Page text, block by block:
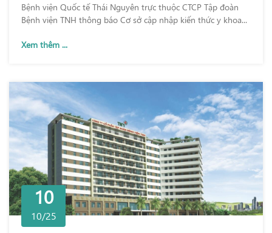
Bệnh viện Quốc tế Thái Nguyên trực thuộc CTCP Tập đoàn
Bệnh viện TNH thông báo Cơ sở cập nhập kiến thức y khoa...
Xem thêm ...
10
10/25